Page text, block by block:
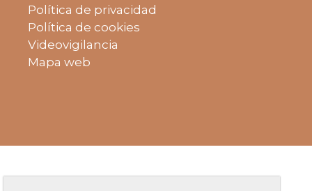
Política de privacidad
Política de cookies
Videovigilancia
Mapa web